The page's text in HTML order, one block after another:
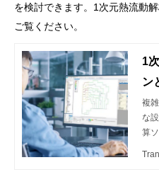
を検討できます。1次元熱流動
ご覧ください。
1
ン
ご
複
な
算